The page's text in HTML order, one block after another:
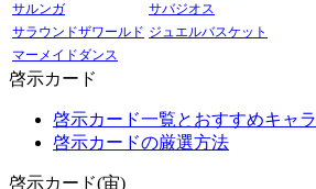
サルンガ
サバジオス
サラウンドザワールド ジュエルバスケット
マーメイドダンス
啓示カード
啓示カード一覧とおすすめキャラ
啓示カードの厳選方法
啓示カード(宙)